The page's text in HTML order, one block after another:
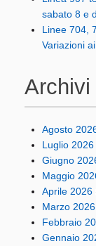
sabato 8 e
Linee 704,
Variazioni
Archivi
Agosto
Luglio 2026
Giugno
Maggio
Aprile 2026
Marzo 2026
Febbraio
Gennaio